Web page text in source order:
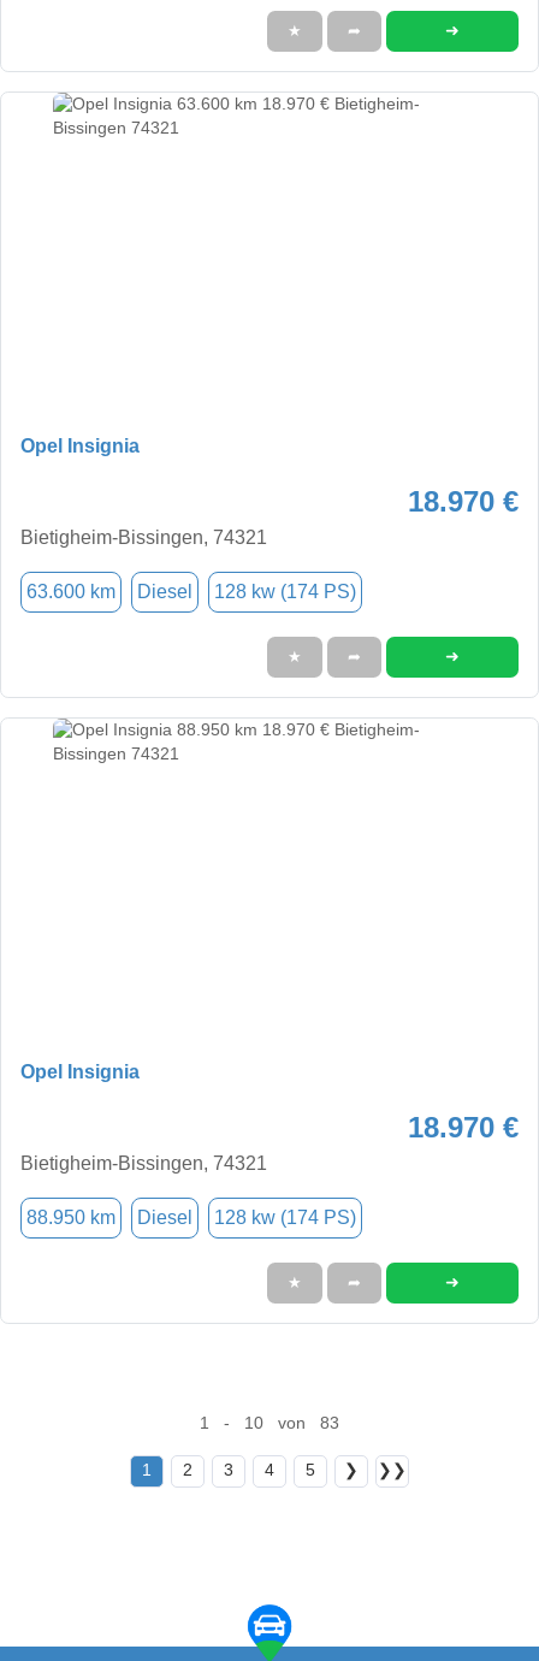
★ ➦ ➜
Opel Insignia
18.970 €
Bietigheim-Bissingen, 74321
63.600 km Diesel 128 kw (174 PS)
★ ➦ ➜
Opel Insignia
18.970 €
Bietigheim-Bissingen, 74321
88.950 km Diesel 128 kw (174 PS)
★ ➦ ➜
1 - 10 von 83
1 2 3 4 5 ❯ ❯❯